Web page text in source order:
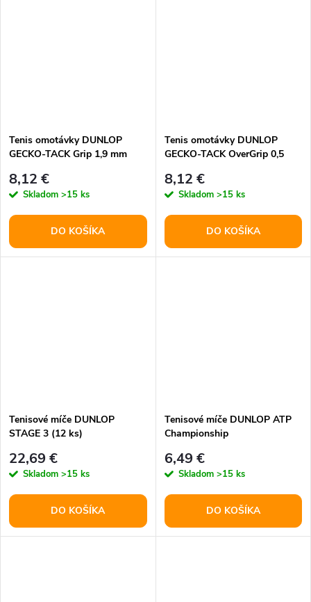
Tenis omotávky DUNLOP
GECKO-TACK Grip 1,9 mm
8,12 €
Skladom >15 ks
DO KOŠÍKA
Tenis omotávky DUNLOP
GECKO-TACK OverGrip 0,5
8,12 €
Skladom >15 ks
DO KOŠÍKA
Tenisové míče DUNLOP
STAGE 3 (12 ks)
22,69 €
Skladom >15 ks
DO KOŠÍKA
Tenisové míče DUNLOP ATP
Championship
6,49 €
Skladom >15 ks
DO KOŠÍKA